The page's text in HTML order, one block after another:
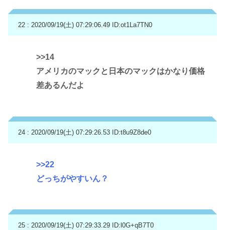
22 : 2020/09/19(土) 07:29:06.49 ID:ot1La7TN0
>>14
アメリカのマックと日本のマックはかなり価格
差あるんだよ
24 : 2020/09/19(土) 07:29:26.53 ID:t8u9Z8de0
>>22
どっちがやすいん？
25 : 2020/09/19(土) 07:29:33.29 ID:l0G+qB7T0